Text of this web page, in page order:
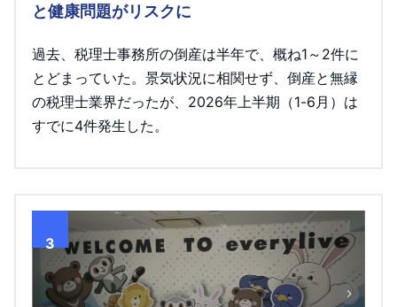
と健康問題がリスクに
過去、税理士事務所の倒産は半年で、概ね1～2件に
とどまっていた。景気状況に相関せず、倒産と無縁
の税理士業界だったが、2026年上半期（1-6月）は
すでに4件発生した。
3